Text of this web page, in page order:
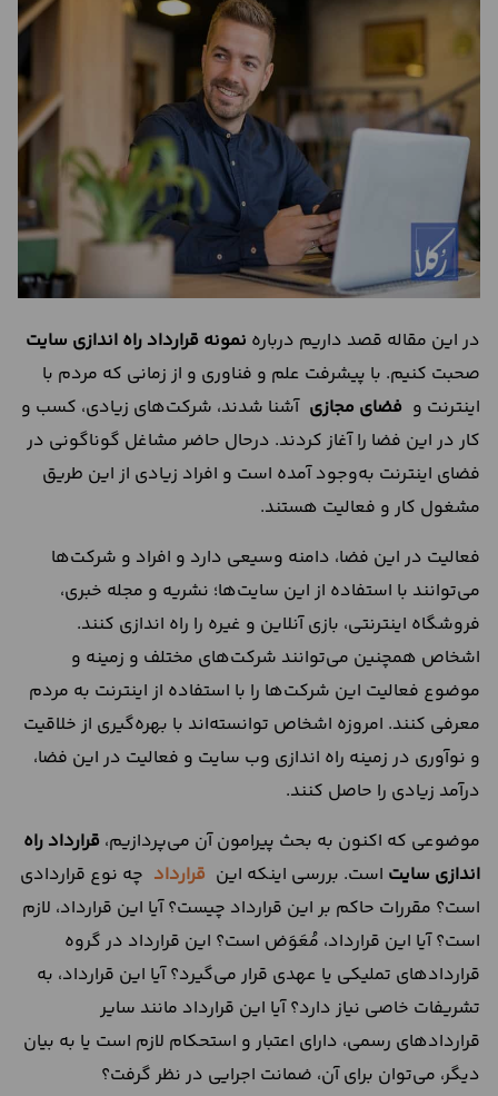
درباره
تماس
با
ما
در این مقاله قصد داریم درباره نمونه قرارداد راه اندازی سایت
صحبت کنیم. با پیشرفت علم و فناوری و از زمانی که مردم با
اینترنت و فضای ‌‌مجازی آشنا شدند، شرکت‌های زیادی، کسب و
کار در این فضا را آغاز ‌‌کردند. درحال حاضر مشاغل گوناگونی در
فضای اینترنت به‌‌وجود آمده است و افراد زیادی از این طریق
مشغول کار و فعالیت هستند.
فعالیت در این فضا، دامنه‌ وسیعی دارد و افراد و شرکت‌‌ها
می‌‌توانند با استفاده از این سایت‌‌ها؛ نشریه‌ و مجله‌ خبری،
فروشگاه اینترنتی، بازی‌ آنلاین و غیره را راه ‌‌اندازی کنند.
اشخاص همچنین می‌‌توانند شرکت‌‌های مختلف و زمینه و
موضوع فعالیت این شرکت‌‌ها را با استفاده از اینترنت به مردم
معرفی کنند. امروزه اشخاص توانسته‌اند با بهره‌‌گیری از خلاقیت
و نو‌‌آوری در زمینه راه اندازی وب سایت و فعالیت در این فضا،
در‌‌آمد زیادی را حاصل کنند.
موضوعی که اکنون به بحث پیرامون آن می‌‌پردازیم، قرارداد راه
اندازی سایت است. بررسی اینکه این قرارداد چه نوع قراردادی
است؟ مقررات حاکم بر این قرارداد چیست؟ آیا این قرارداد، لازم
است؟ آیا این قرارداد، مُعَوَض است؟ این قرارداد در گروه
قراردادهای تملیکی یا عهدی قرار ‌می‌گیرد؟ آیا این قرارداد، به
تشریفات خاصی نیاز دارد؟ آیا این قرارداد مانند سایر
قراردادهای رسمی، دارای اعتبار و استحکام لازم است یا به بیان
دیگر، می‌‌توان برای آن، ضمانت اجرایی در نظر گرفت؟